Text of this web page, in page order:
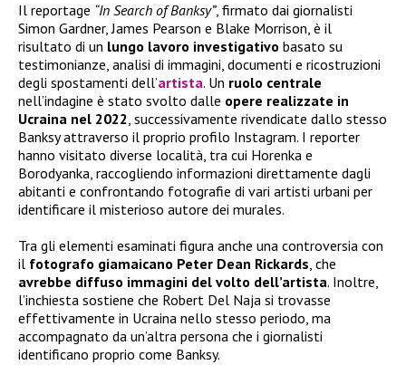
Il reportage “In Search of Banksy”, firmato dai giornalisti
Simon Gardner, James Pearson e Blake Morrison, è il
risultato di un lungo lavoro investigativo basato su
testimonianze, analisi di immagini, documenti e ricostruzioni
degli spostamenti dell’artista. Un ruolo centrale
nell’indagine è stato svolto dalle opere realizzate in
Ucraina nel 2022, successivamente rivendicate dallo stesso
Banksy attraverso il proprio profilo Instagram. I reporter
hanno visitato diverse località, tra cui Horenka e
Borodyanka, raccogliendo informazioni direttamente dagli
abitanti e confrontando fotografie di vari artisti urbani per
identificare il misterioso autore dei murales.
Tra gli elementi esaminati figura anche una controversia con
il fotografo giamaicano Peter Dean Rickards, che
avrebbe diffuso immagini del volto dell’artista. Inoltre,
l’inchiesta sostiene che Robert Del Naja si trovasse
effettivamente in Ucraina nello stesso periodo, ma
accompagnato da un’altra persona che i giornalisti
identificano proprio come Banksy.